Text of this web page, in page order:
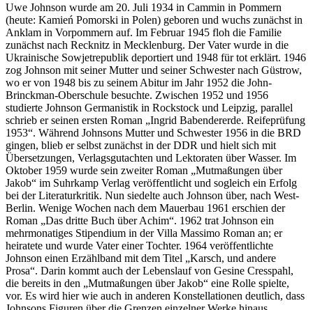
Uwe Johnson wurde am 20. Juli 1934 in Cammin in Pommern
(heute: Kamień Pomorski in Polen) geboren und wuchs zunächst in
Anklam in Vorpommern auf. Im Februar 1945 floh die Familie
zunächst nach Recknitz in Mecklenburg. Der Vater wurde in die
Ukrainische Sowjetrepublik deportiert und 1948 für tot erklärt. 1946
zog Johnson mit seiner Mutter und seiner Schwester nach Güstrow,
wo er von 1948 bis zu seinem Abitur im Jahr 1952 die John-
Brinckman-Oberschule besuchte. Zwischen 1952 und 1956
studierte Johnson Germanistik in Rockstock und Leipzig, parallel
schrieb er seinen ersten Roman „Ingrid Babendererde. Reifeprüfung
1953“. Während Johnsons Mutter und Schwester 1956 in die BRD
gingen, blieb er selbst zunächst in der DDR und hielt sich mit
Übersetzungen, Verlagsgutachten und Lektoraten über Wasser. Im
Oktober 1959 wurde sein zweiter Roman „Mutmaßungen über
Jakob“ im Suhrkamp Verlag veröffentlicht und sogleich ein Erfolg
bei der Literaturkritik. Nun siedelte auch Johnson über, nach West-
Berlin. Wenige Wochen nach dem Mauerbau 1961 erschien der
Roman „Das dritte Buch über Achim“. 1962 trat Johnson ein
mehrmonatiges Stipendium in der Villa Massimo Roman an; er
heiratete und wurde Vater einer Tochter. 1964 veröffentlichte
Johnson einen Erzählband mit dem Titel „Karsch, und andere
Prosa“. Darin kommt auch der Lebenslauf von Gesine Cresspahl,
die bereits in den „Mutmaßungen über Jakob“ eine Rolle spielte,
vor. Es wird hier wie auch in anderen Konstellationen deutlich, dass